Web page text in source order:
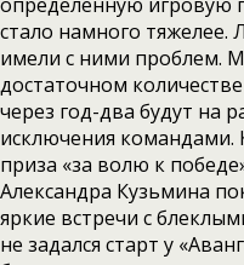
стало намного тяжелее.
имели с ними проблем.
достаточном
через год-два будут на
исключения командами.
приза «за волю к
Александра Кузьмина
яркие встречи с
не задался старт у